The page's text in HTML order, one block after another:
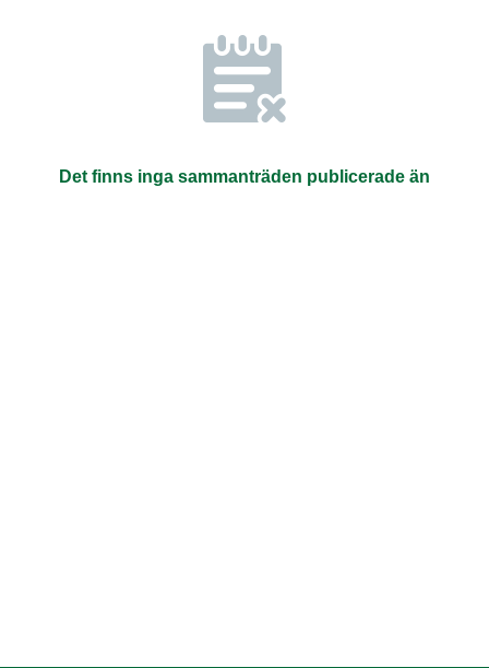
Det finns inga sammanträden publicerade än